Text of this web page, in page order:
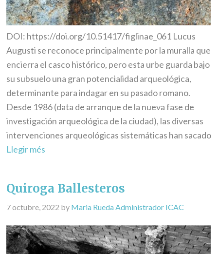
DOI: https://doi.org/10.51417/figlinae_061 Lucus
Augusti se reconoce principalmente por la muralla que
encierra el casco histórico, pero esta urbe guarda bajo
su subsuelo una gran potencialidad arqueológica,
determinante para indagar en su pasado romano.
Desde 1986 (data de arranque de la nueva fase de
investigación arqueológica de la ciudad), las diversas
intervenciones arqueológicas sistemáticas han sacado
Llegir més
Quiroga Ballesteros
7 octubre, 2022 by Maria Rueda Administrador ICAC